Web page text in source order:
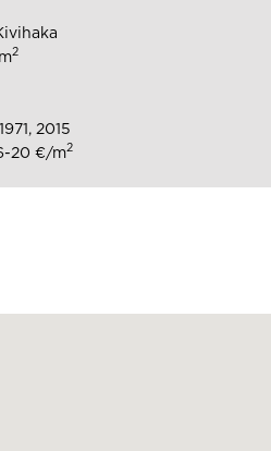
2
2015
20 €/m2